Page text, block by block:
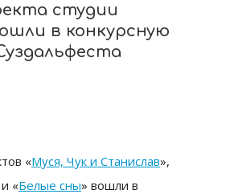
студии
в конкурсную
«Муся, Чук и Станислав»,
«Белые сны» вошли в